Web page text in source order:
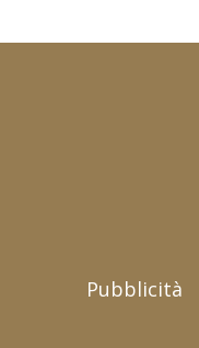
Pubblicità